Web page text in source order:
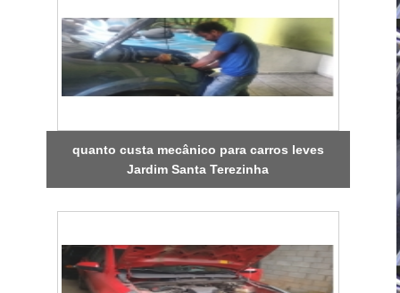
quanto custa mecânico para carros leves
Jardim Santa Terezinha